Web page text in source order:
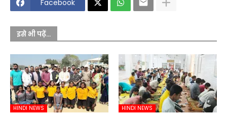
Facebook
इसे भी पढ़ें...
HINDI NEWS HINDI NEWS